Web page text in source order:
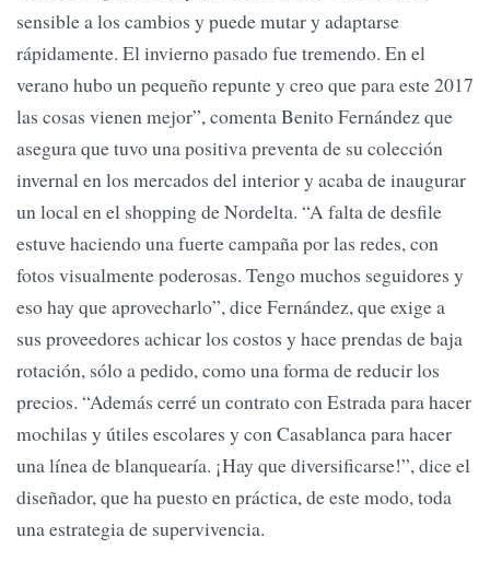
sensible a los cambios y puede mutar y adaptarse
rápidamente. El invierno pasado fue tremendo. En el
verano hubo un pequeño repunte y creo que para este 2017
las cosas vienen mejor”, comenta Benito Fernández que
asegura que tuvo una positiva preventa de su colección
invernal en los mercados del interior y acaba de inaugurar
un local en el shopping de Nordelta. “A falta de desfile
estuve haciendo una fuerte campaña por las redes, con
fotos visualmente poderosas. Tengo muchos seguidores y
eso hay que aprovecharlo”, dice Fernández, que exige a
sus proveedores achicar los costos y hace prendas de baja
rotación, sólo a pedido, como una forma de reducir los
precios. “Además cerré un contrato con Estrada para hacer
mochilas y útiles escolares y con Casablanca para hacer
una línea de blanquearía. ¡Hay que diversificarse!”, dice el
diseñador, que ha puesto en práctica, de este modo, toda
una estrategia de supervivencia.